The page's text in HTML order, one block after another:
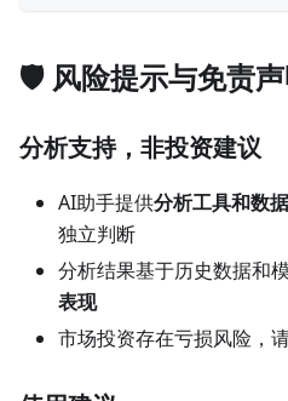
🛡️ 风险提示与免责
分析支持，非投资建议
AI助手提供分析工具和数
独立判断
分析结果基于历史数据和
表现
市场投资存在亏损风险，